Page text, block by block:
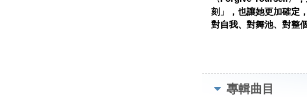
刻」，也讓她更加確定
對自我、對舞池、對整
專輯曲目